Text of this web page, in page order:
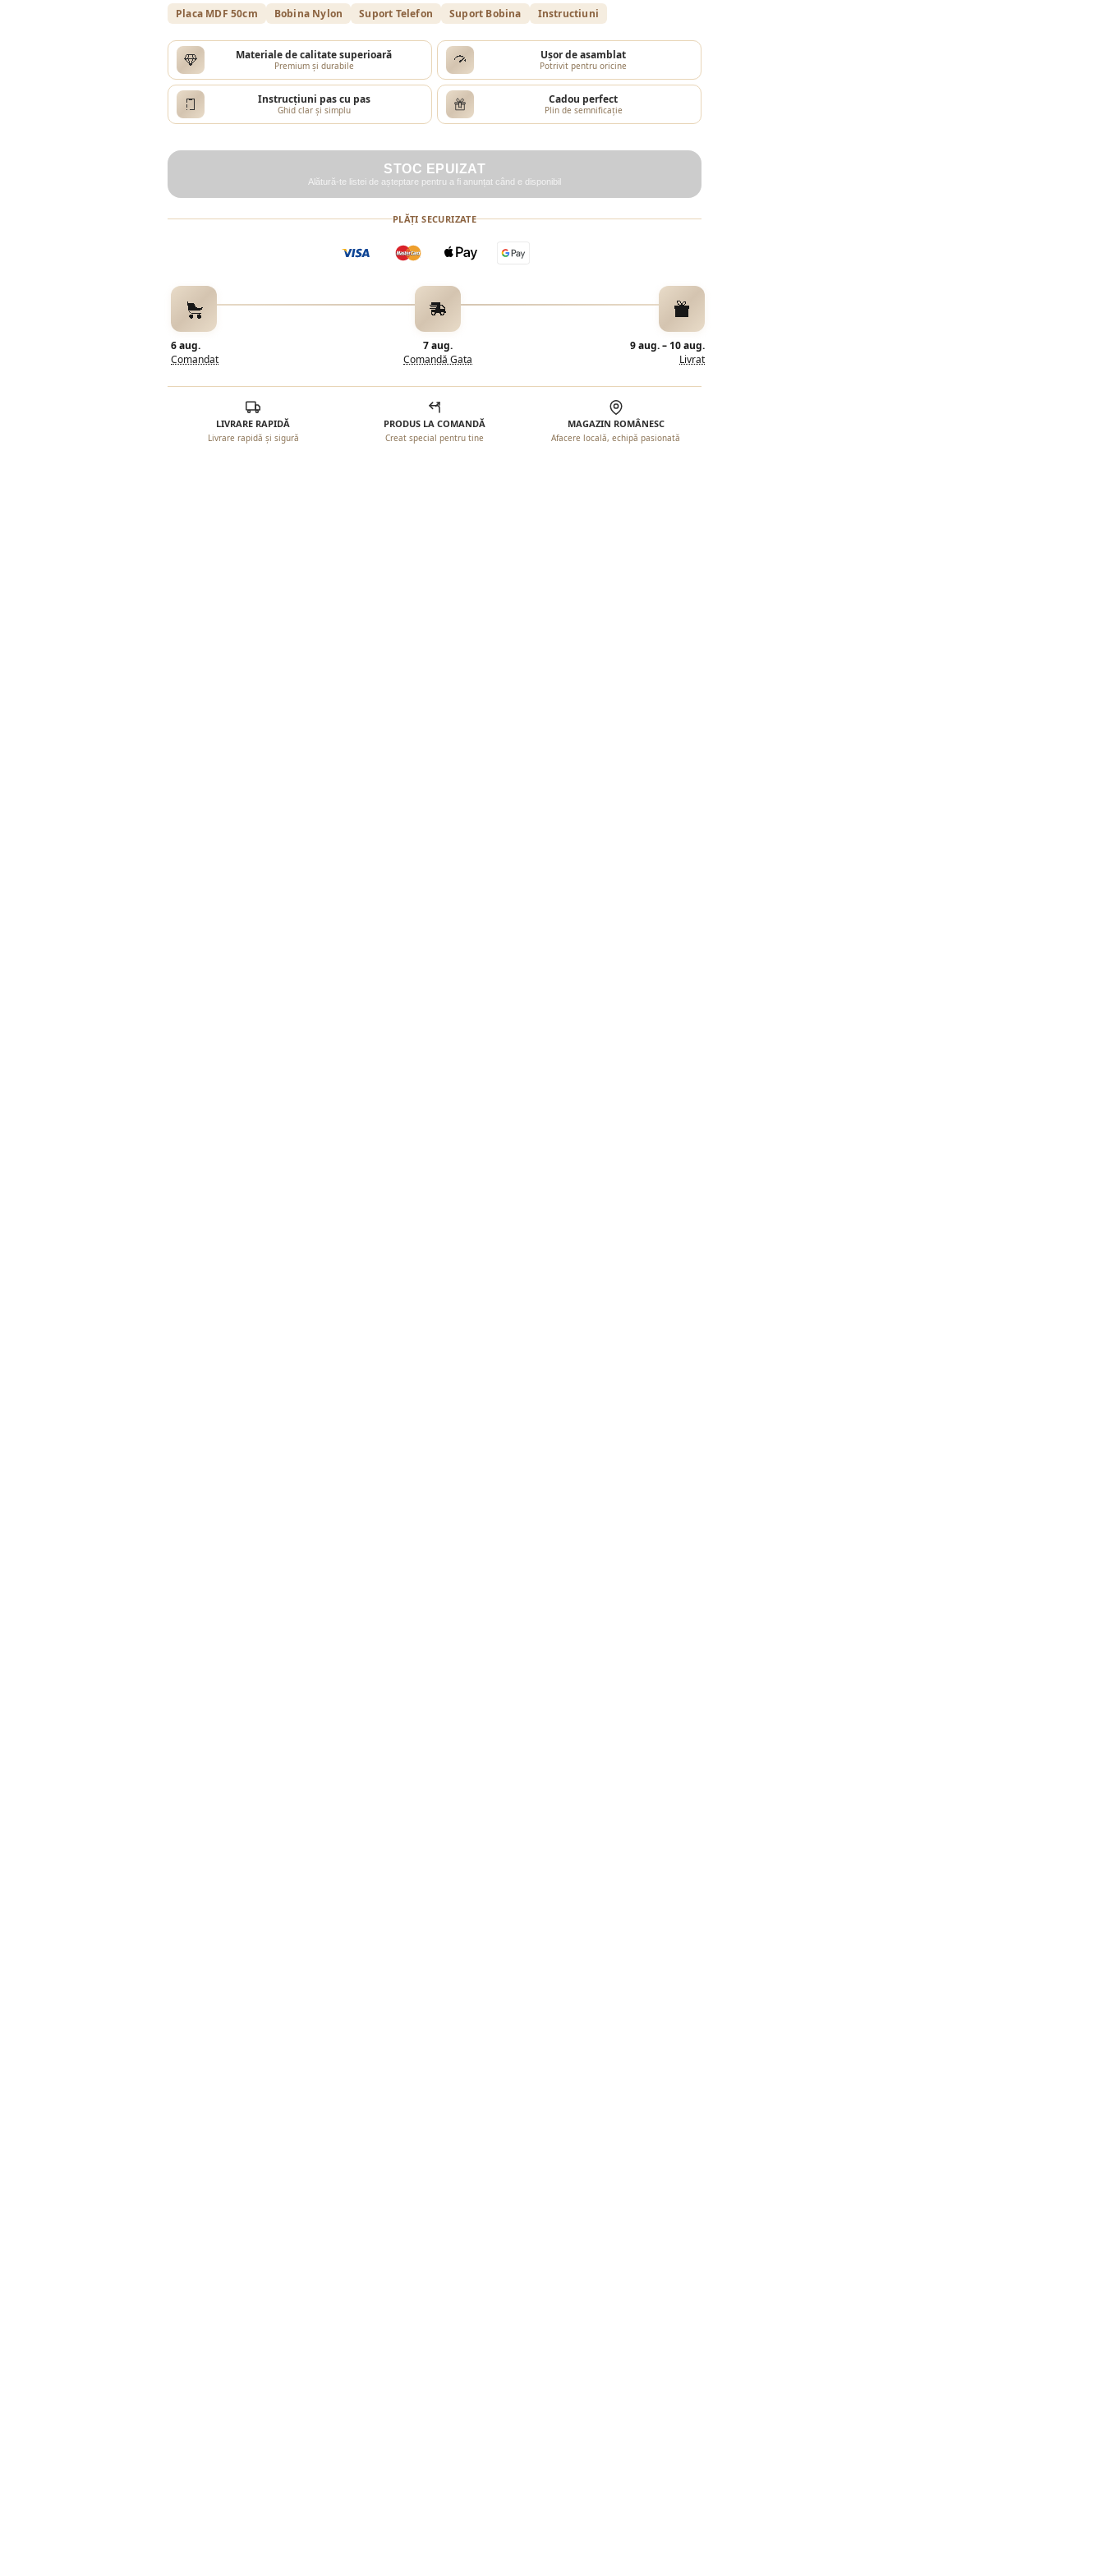
Placa MDF 50cm Bobina Nylon Suport Telefon Suport Bobina Instructiuni
Materiale de calitate superioară
Premium și durabile
Ușor de asamblat
Potrivit pentru oricine
Instrucțiuni pas cu pas
Ghid clar și simplu
Cadou perfect
Plin de semnificație
STOC EPUIZAT
Alătură-te listei de așteptare pentru a fi anunțat când e disponibil
PLĂȚI SECURIZATE
6 aug.
Comandat
7 aug.
Comandă Gata
9 aug.– 10 aug.
Livrat
LIVRARE RAPIDĂ PRODUS LA COMANDĂ MAGAZIN ROMÂNESC
Livrare rapidă și sigură Creat special pentru tine Afacere locală, echipă pasionată